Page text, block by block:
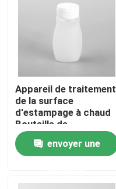
VR Show
A propos de nous
Visite d'usine
Contrôle de la qualité
Contact
Appareil de traitement
de la surface
d'estampage à chaud
Bouteille de
condiment avec
bouchon facile à
serrer
envoyer une